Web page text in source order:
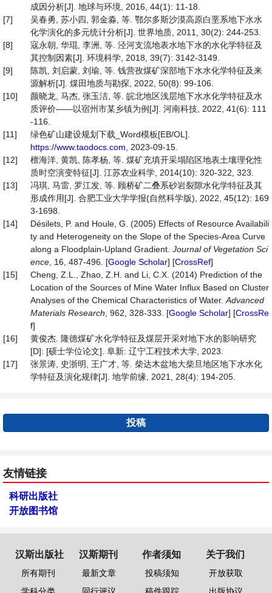
成因分析[J]. 地球与环境, 2016, 44(1): 11-18.
[7]
吴春勇, 苏小四, 郭金淼, 等. 鄂尔多斯沙漠高原白垩系地下水水
化学演化的多元统计分析[J]. 世界地质, 2011, 30(2): 244-253.
[8]
寇永朝, 华琨, 李洲, 等. 泾河支流地表水地下水的水化学特征及
其控制因素[J]. 环境科学, 2018, 39(7): 3142-3149.
[9]
陈凯, 刘启蒙, 刘瑜, 等. 钱营孜煤矿深部地下水水化学特征及来
源解析[J]. 煤田地质与勘探, 2022, 50(8): 99-106.
[10]
颜晓龙, 马杰, 张玉洁, 等. 皖北地区浅层地下水水化学特征及水
质评价——以宿州市某乡镇为例[J]. 河南科技, 2022, 41(6): 111
-116.
[11]
绿色矿山建设规划下载_Word模板[EB/OL].
https://www.taodocs.com , 2023-09-15.
[12]
檀海洋, 黄凯, 陈孝杨, 等. 煤矿充填开采塌陷区地表土壤理化性
质时空演变特征[J]. 江苏农业科学, 2014(10): 320-322, 323.
[13]
冯琪, 马雷, 罗江发, 等. 顾桥矿二叠系砂岩裂隙水化学特征及其
形成作用[J]. 合肥工业大学学报(自然科学版), 2022, 45(12): 169
3-1698.
[14]
Désilets, P. and Houle, G. (2005) Effects of Resource Availabili
ty and Heterogeneity on the Slope of the Species-Area Curve
along a Floodplain-Upland Gradient. Journal of Vegetation Sci
ence , 16, 487-496. [Google Scholar] [CrossRef]
[15]
Cheng, Z.L., Zhao, Z.H. and Li, C.X. (2014) Prediction of the
Location of the Sources of Mine Water Influx Based on Cluster
Analyses of the Chemical Characteristics of Water. Advanced
Materials Research , 962, 328-333. [Google Scholar] [CrossRe
f]
[16]
黄俊杰. 隆德煤矿水化学特征及煤层开采对地下水的影响研究
[D]: [硕士学位论文]. 阜新: 辽宁工程技术大学, 2023.
[17]
张景涛, 史浙明, 王广才, 等. 柴达木盆地大柴旦地区地下水水化
学特征及演化规律[J]. 地学前缘, 2021, 28(4): 194-205.
投稿
友情链接
科研出版社
开放图书馆
汉斯出版社
所有期刊
汉斯期刊
最新文章
作者须知
投稿须知
关于我们
开放获取